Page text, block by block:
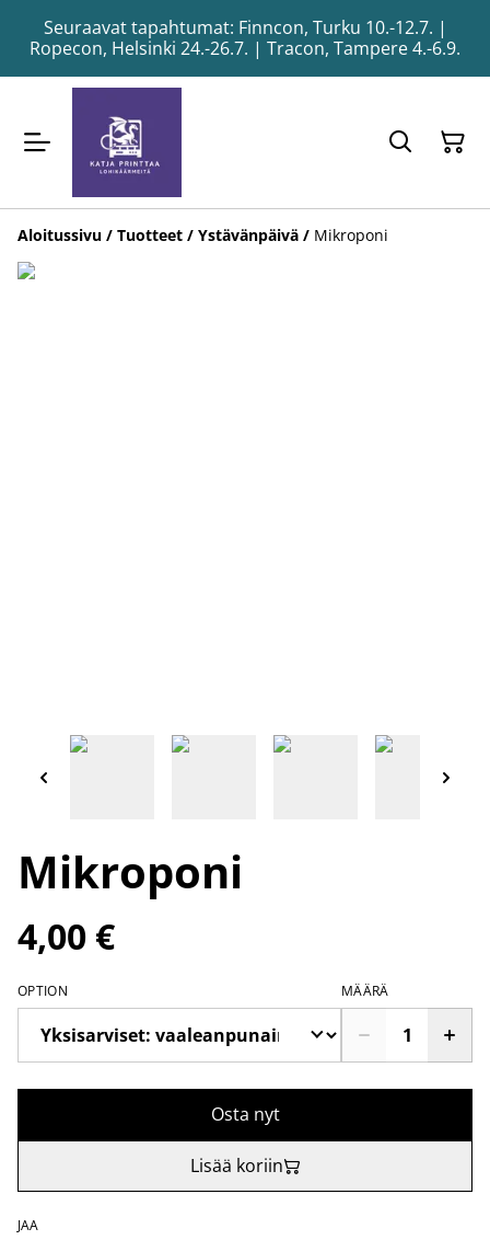
Seuraavat tapahtumat: Finncon, Turku 10.-12.7. |
Ropecon, Helsinki 24.-26.7. | Tracon, Tampere 4.-6.9.
Aloitussivu / Tuotteet / Ystävänpäivä / Mikroponi
Mikroponi
4,00 €
OPTION MÄÄRÄ
Osta nyt
Lisää koriin
JAA